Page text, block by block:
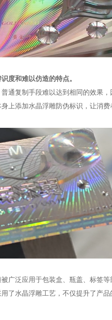
度和难以仿造的特点。
通复制手段难以达到相同的效果，
上添加水晶浮雕防伪标识，让消
广泛应用于包装盒、瓶盖、标签等
了水晶浮雕工艺，不仅提升了产